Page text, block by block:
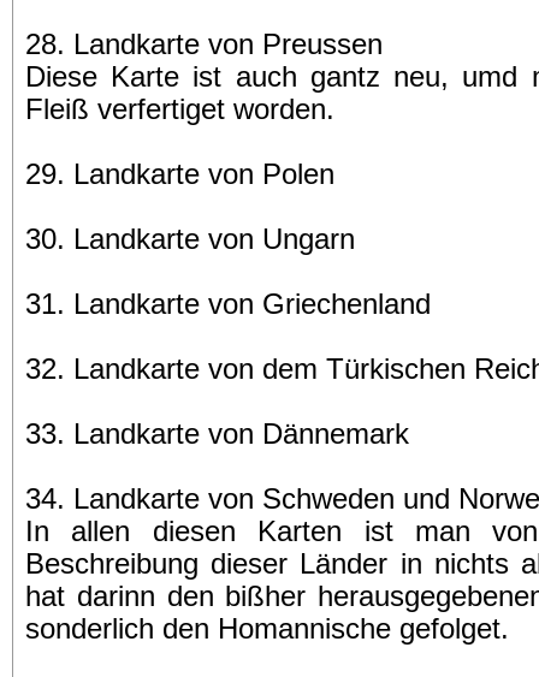
28. Landkarte von Preussen
Diese Karte ist auch gantz neu, umd
Fleiß verfertiget worden.
29. Landkarte von Polen
30. Landkarte von Ungarn
31. Landkarte von Griechenland
32. Landkarte von dem Türkischen
33. Landkarte von Dännemark
34. Landkarte von Schweden und
In allen diesen Karten ist man
Beschreibung dieser Länder in nichts
hat darinn den bißher
sonderlich den Homannische gefolget.